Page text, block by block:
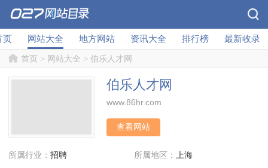
页 网站大全 地方网站 资讯大全 排行榜 最新收录
首页 > 网站大全 > 伯乐人才网
伯乐人才网
www.86hr.com
查看网站
所属行业： 招聘 所属地区： 上海